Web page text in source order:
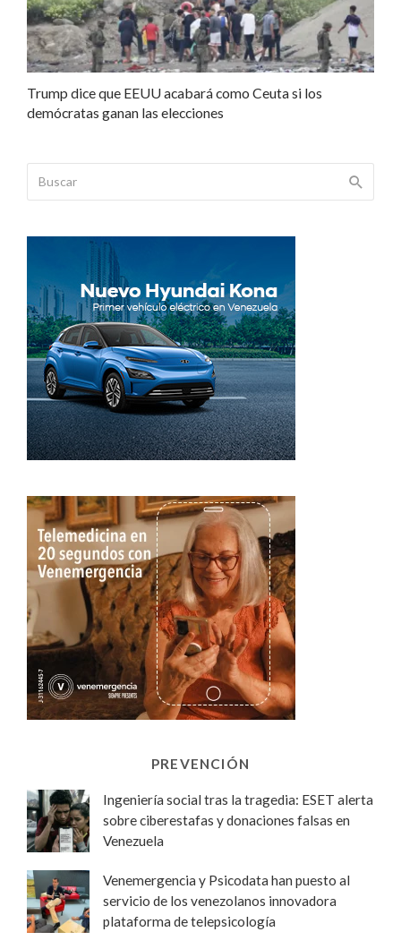
Trump dice que EEUU acabará como Ceuta si los
demócratas ganan las elecciones
PREVENCIÓN
Ingeniería social tras la tragedia: ESET alerta
sobre ciberestafas y donaciones falsas en
Venezuela
Venemergencia y Psicodata han puesto al
servicio de los venezolanos innovadora
plataforma de telepsicología